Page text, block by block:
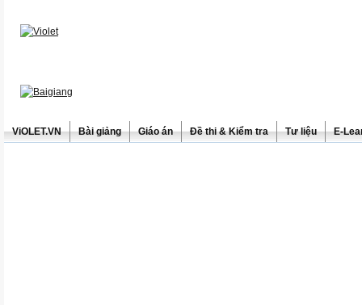
ViOLET.VN Bài giảng Giáo án Đề thi & Kiểm tra Tư liệu E-